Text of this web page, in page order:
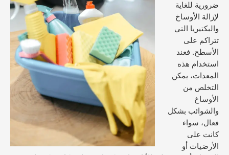
ضرورية للغاية
لإزالة الأوساخ
والبكتيريا التي
تتراكم على
الأسطح. فعند
استخدام هذه
المعدات، يمكن
التخلص من
الأوساخ
والشوائب بشكل
فعال، سواء
كانت على
الأرضيات أو